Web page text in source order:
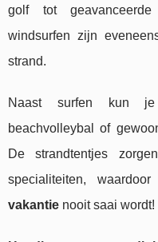
golf tot
windsurfen zijn
strand.
Naast surfen kun je
beachvolleybal of
De strandtentjes
specialiteiten, waardoor
vakantie nooit saai wordt!